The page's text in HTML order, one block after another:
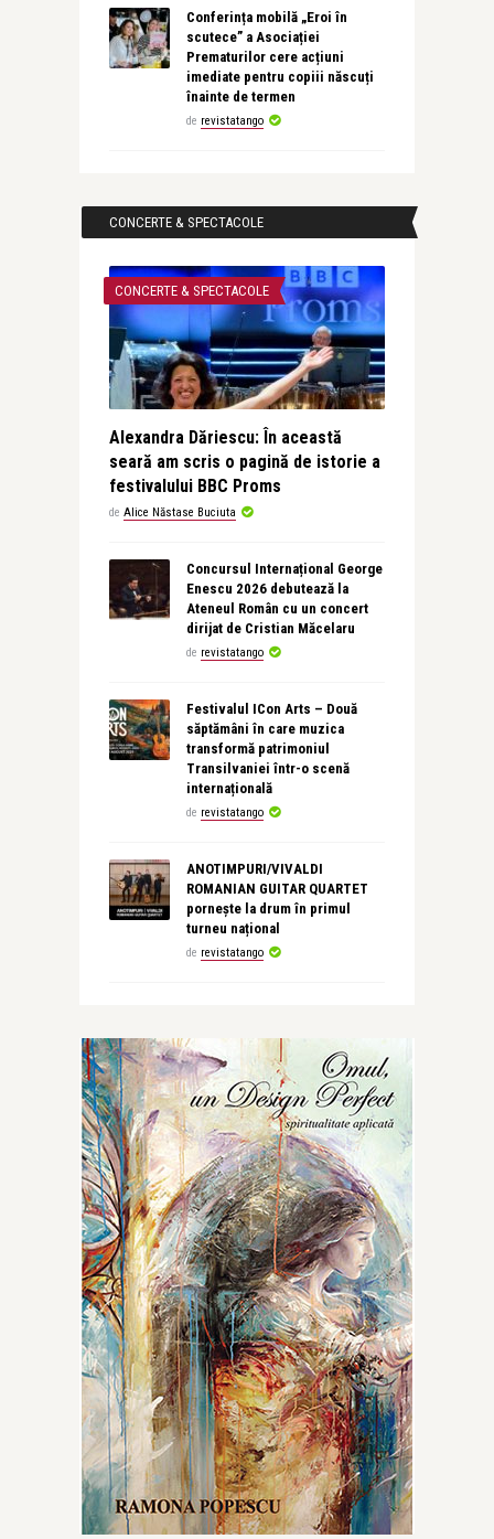
Conferința mobilă „Eroi în
scutece” a Asociației
Prematurilor cere acțiuni
imediate pentru copiii născuți
înainte de termen
de revistatango
CONCERTE & SPECTACOLE
CONCERTE & SPECTACOLE
Alexandra Dăriescu: În această
seară am scris o pagină de istorie a
festivalului BBC Proms
de Alice Năstase Buciuta
Concursul Internațional George
Enescu 2026 debutează la
Ateneul Român cu un concert
dirijat de Cristian Măcelaru
de revistatango
Festivalul ICon Arts – Două
săptămâni în care muzica
transformă patrimoniul
Transilvaniei într-o scenă
internațională
de revistatango
ANOTIMPURI/VIVALDI
ROMANIAN GUITAR QUARTET
pornește la drum în primul
turneu național
de revistatango